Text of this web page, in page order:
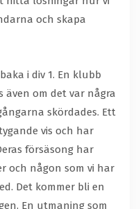
och skapa
i div 1. En klubb
även om det var några
skördades. Ett
vis och har
försäsong har
och någon som vi har
Det kommer bli en
En utmaning som